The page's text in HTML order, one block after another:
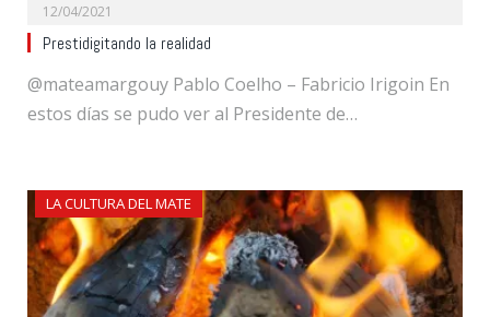
12/04/2021
Prestidigitando la realidad
@mateamargouy Pablo Coelho – Fabricio Irigoin En
estos días se pudo ver al Presidente de…
LA CULTURA DEL MATE